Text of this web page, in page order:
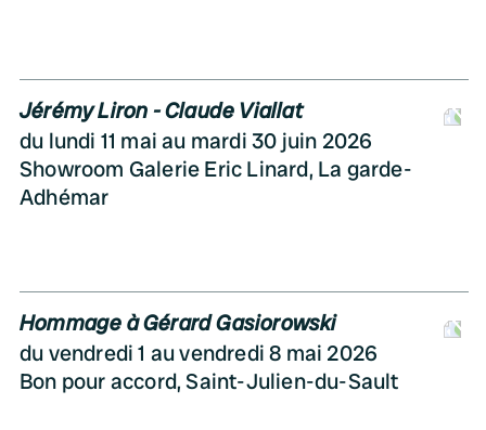
Jérémy Liron - Claude Viallat
du lundi 11 mai au mardi 30 juin 2026
Showroom Galerie Eric Linard, La garde-
Adhémar
Hommage à Gérard Gasiorowski
du vendredi 1 au vendredi 8 mai 2026
Bon pour accord, Saint-Julien-du-Sault